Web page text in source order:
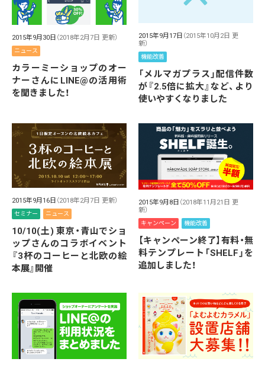
2015年9月30日 （2018年2月7日 更新）
ニュース
カラーミーショップのオー
ナーさんにLINE@の活用術
を聞きました！
2015年9月17日 （2015年10月2日 更
新）
機能改善
「メルマガプラス」配信件数
が『2.5倍に拡大』など、より
使いやすくなりました
2015年9月16日 （2018年2月7日 更新）
セミナー ニュース
10/10(土) 東京・青山でショ
ップさんのコラボイベント
『3杯のコーヒーと北欧の絵
本展』開催
2015年9月8日 （2018年11月21日 更
新）
キャンペーン 機能改善
【キャンペーン終了】有料・無
料テンプレート「SHELF」を
追加しました！